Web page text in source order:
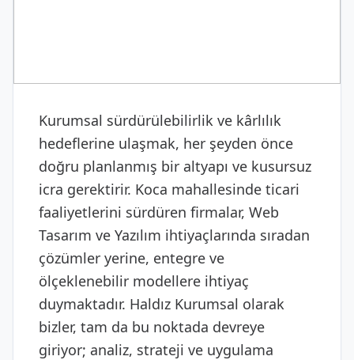
Kurumsal sürdürülebilirlik ve kârlılık
hedeflerine ulaşmak, her şeyden önce
doğru planlanmış bir altyapı ve kusursuz
icra gerektirir. Koca mahallesinde ticari
faaliyetlerini sürdüren firmalar, Web
Tasarım ve Yazılım ihtiyaçlarında sıradan
çözümler yerine, entegre ve
ölçeklenebilir modellere ihtiyaç
duymaktadır. Haldız Kurumsal olarak
bizler, tam da bu noktada devreye
giriyor; analiz, strateji ve uygulama